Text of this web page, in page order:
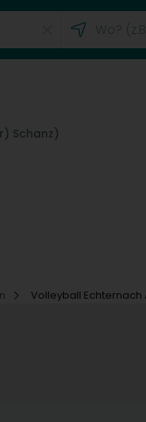
Schanz)
Volleyball Echternach